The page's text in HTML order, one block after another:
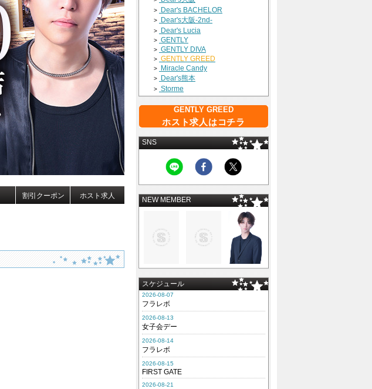
割引クーポン ホスト求人
> Dear's BACHELOR
> Dear's大阪-2nd-
> Dear's Lucia
> GENTLY
> GENTLY DIVA
> GENTLY GREED
> Miracle Candy
> Dear's熊本
> Storme
GENTLY GREED
ホスト求人はコチラ
SNS
NEW MEMBER
スケジュール
2026-08-07
フラレボ
2026-08-13
女子会デー
2026-08-14
フラレボ
2026-08-15
FIRST GATE
2026-08-21